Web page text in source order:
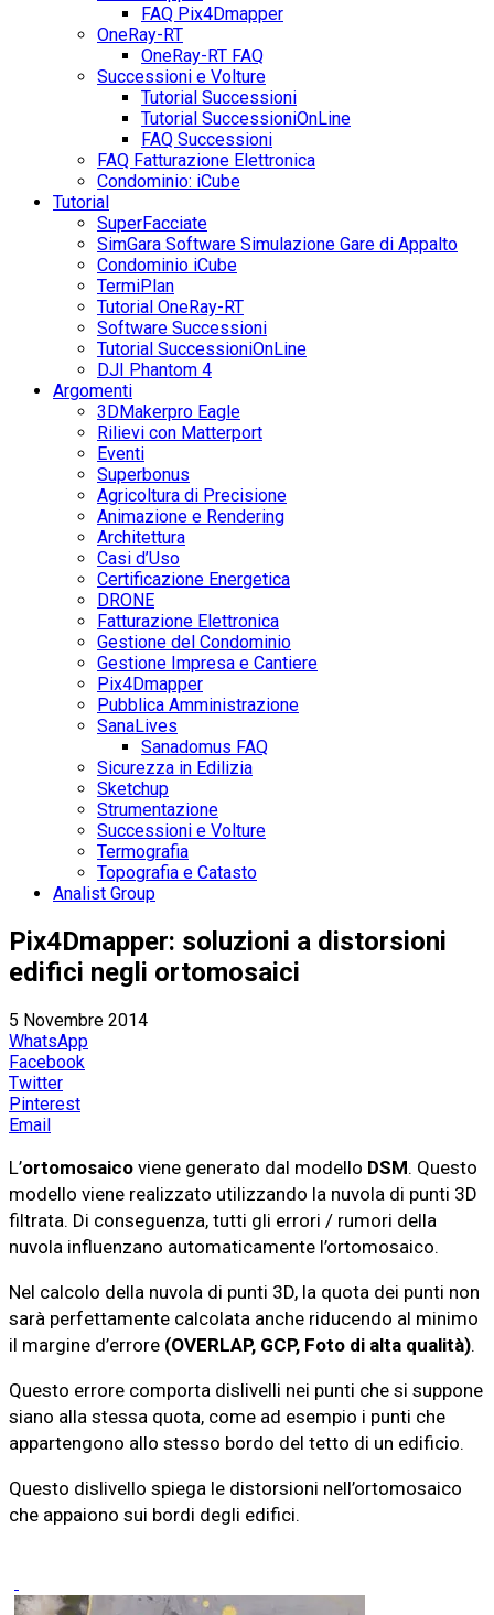
FAQ Pix4Dmapper
OneRay-RT
OneRay-RT FAQ
Successioni e Volture
Tutorial Successioni
Tutorial SuccessioniOnLine
FAQ Successioni
FAQ Fatturazione Elettronica
Condominio: iCube
Tutorial
SuperFacciate
SimGara Software Simulazione Gare di Appalto
Condominio iCube
TermiPlan
Tutorial OneRay-RT
Software Successioni
Tutorial SuccessioniOnLine
DJI Phantom 4
Argomenti
3DMakerpro Eagle
Rilievi con Matterport
Eventi
Superbonus
Agricoltura di Precisione
Animazione e Rendering
Architettura
Casi d’Uso
Certificazione Energetica
DRONE
Fatturazione Elettronica
Gestione del Condominio
Gestione Impresa e Cantiere
Pix4Dmapper
Pubblica Amministrazione
SanaLives
Sanadomus FAQ
Sicurezza in Edilizia
Sketchup
Strumentazione
Successioni e Volture
Termografia
Topografia e Catasto
Analist Group
Pix4Dmapper: soluzioni a distorsioni
edifici negli ortomosaici
5 Novembre 2014
WhatsApp
Facebook
Twitter
Pinterest
Email
L’ortomosaico viene generato dal modello DSM. Questo
modello viene realizzato utilizzando la nuvola di punti 3D
filtrata. Di conseguenza, tutti gli errori / rumori della
nuvola influenzano automaticamente l’ortomosaico.
Nel calcolo della nuvola di punti 3D, la quota dei punti non
sarà perfettamente calcolata anche riducendo al minimo
il margine d’errore (OVERLAP, GCP, Foto di alta qualità).
Questo errore comporta dislivelli nei punti che si suppone
siano alla stessa quota, come ad esempio i punti che
appartengono allo stesso bordo del tetto di un edificio.
Questo dislivello spiega le distorsioni nell’ortomosaico
che appaiono sui bordi degli edifici.